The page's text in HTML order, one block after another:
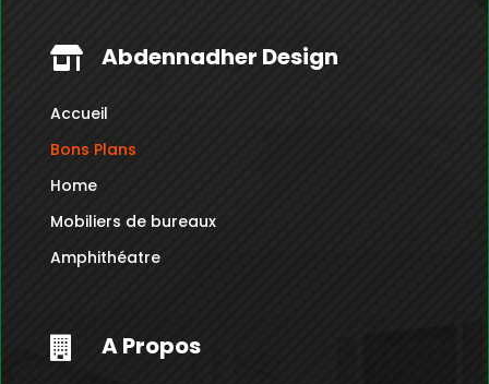
 Abdennadher Design
Accueil
Bons Plans
Home
Mobiliers de bureaux
Amphithéatre
 A Propos